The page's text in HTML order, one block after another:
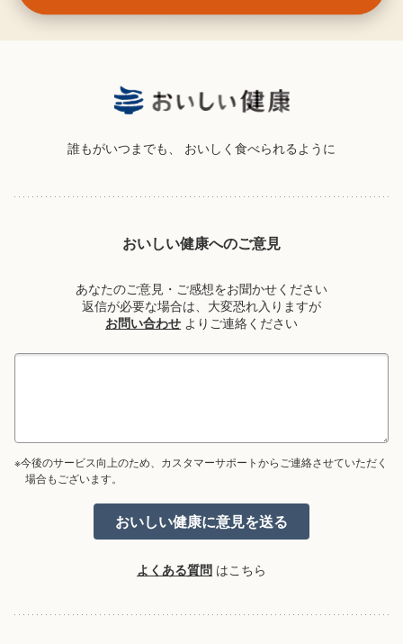
誰もがいつまでも、 おいしく食べられるように
おいしい健康へのご意見
あなたのご意見・ご感想をお聞かせください
返信が必要な場合は、大変恐れ入りますが
お問い合わせ よりご連絡ください
※今後のサービス向上のため、カスタマーサポートからご連絡させていただく
場合もございます。
よくある質問 はこちら